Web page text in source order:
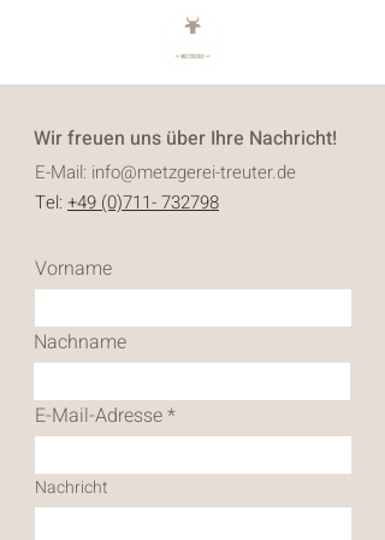
Wir freuen uns über Ihre Nachricht!
E-Mail: info@metzgerei-treuter.de
Tel: +49 (0)711- 732798
Vorname
Nachname
E-Mail-Adresse
Nachricht